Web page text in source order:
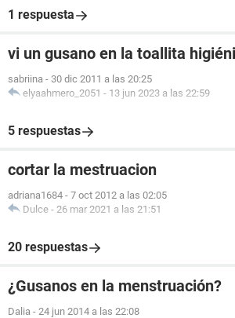
1 respuesta
vi un gusano en la toallita
sabriina - 30 dic 2011 a las 20:25
elyaahmero_2051 - 13 jun 2023 a las 22:59
5 respuestas
cortar la mestruacion
adriana1684 - 7 oct 2012 a las 02:05
Dulce - 26 mar 2021 a las 21:51
20 respuestas
¿Gusanos en la menstruación?
Dalia - 24 jun 2014 a las 22:08